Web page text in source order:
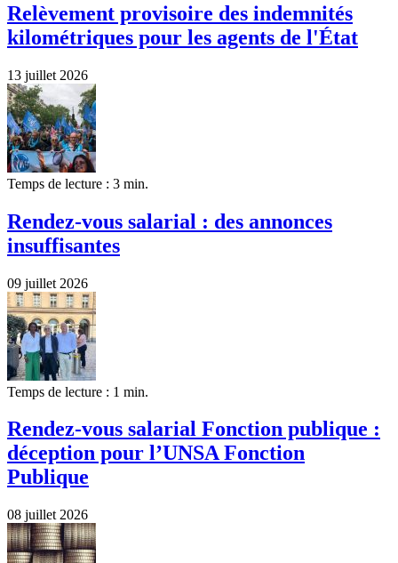
Relèvement provisoire des indemnités
kilométriques pour les agents de l'État
13 juillet 2026
Temps de lecture : 3 min.
Rendez-vous salarial : des annonces
insuffisantes
09 juillet 2026
Temps de lecture : 1 min.
Rendez-vous salarial Fonction publique :
déception pour l’UNSA Fonction
Publique
08 juillet 2026